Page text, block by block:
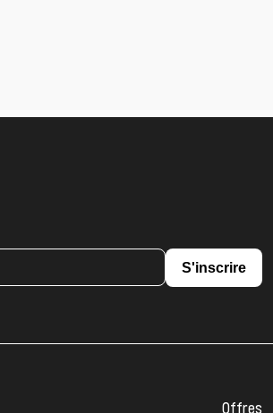
S'inscrire
Offres